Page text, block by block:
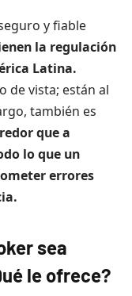
y fiable
la regulación
Latina.
de vista; están al
también es
que a
lo que un
errores
sea
le ofrece?